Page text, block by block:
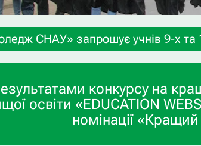
учнів 9-х та 11-х класів,
конкурсу на
освіти «EDUCATION
номінації «Кращий